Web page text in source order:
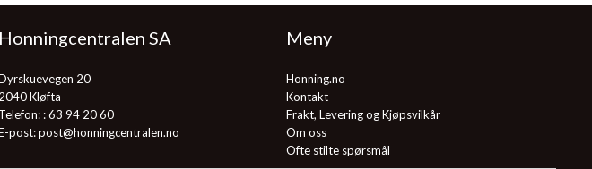
Honningcentralen SA
20
2040 Kløfta
Telefon: :63 94 20 60
post:post@honningcentralen.no
Meny
Honning.no
Kontakt
Frakt, Levering og Kjøpsvilkår
Om oss
Ofte stilte spørsmål